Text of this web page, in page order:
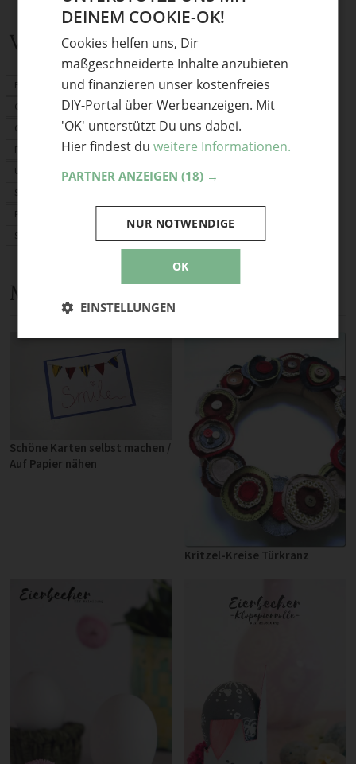
Verwandte Themen
Basteln mit Kindern
Geschenke nähen
Origami
Fimo
Upcycling
Schnittmuster
PDF-Schnittmuster
Stoffrechner
Mehr Anleitungen und DIY-Ideen
Schöne Karten selbst machen /
Auf Papier nähen
Kritzel-Kreise Türkranz
DEINEM COOKIE-OK!
Cookies helfen uns, Dir
maßgeschneiderte Inhalte anzubieten
und finanzieren unser kostenfreies
DIY-Portal über Werbeanzeigen. Mit
'OK' unterstützt Du uns dabei.
Hier findest du weitere Informationen.
PARTNER ANZEIGEN (18) →
OK
NUR NOTWENDIGE
EINSTELLUNGEN